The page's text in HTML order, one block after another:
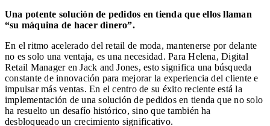
Una potente solución de pedidos en tienda que ellos llaman
“su máquina de hacer dinero”.
En el ritmo acelerado del retail de moda, mantenerse por delante
no es solo una ventaja, es una necesidad. Para Helena, Digital
Retail Manager en Jack and Jones, esto significa una búsqueda
constante de innovación para mejorar la experiencia del cliente e
impulsar más ventas. En el centro de su éxito reciente está la
implementación de una solución de pedidos en tienda que no solo
ha resuelto un desafío histórico, sino que también ha
desbloqueado un crecimiento significativo.